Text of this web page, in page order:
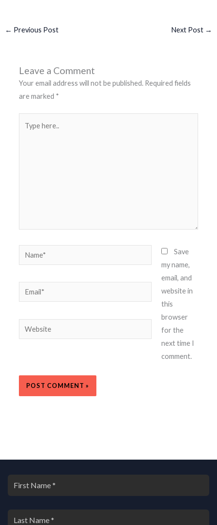
← Previous Post Next Post →
Leave a Comment
Your email address will not be published. Required fields
are marked *
here..
Name*
Email*
Website
Save
my name,
email, and
website in
this
browser
for the
next time I
comment.